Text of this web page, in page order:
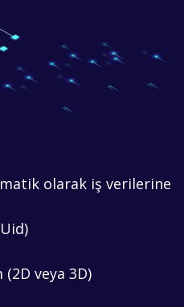
olarak iş verilerine
veya 3D)